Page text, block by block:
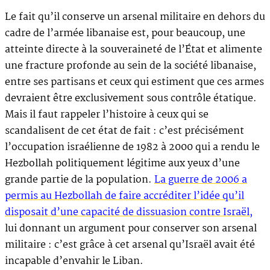
Le fait qu’il conserve un arsenal militaire en dehors du
cadre de l’armée libanaise est, pour beaucoup, une
atteinte directe à la souveraineté de l’État et alimente
une fracture profonde au sein de la société libanaise,
entre ses partisans et ceux qui estiment que ces armes
devraient être exclusivement sous contrôle étatique.
Mais il faut rappeler l’histoire à ceux qui se
scandalisent de cet état de fait : c’est précisément
l’occupation israélienne de 1982 à 2000 qui a rendu le
Hezbollah politiquement légitime aux yeux d’une
grande partie de la population. La guerre de 2006 a
permis au Hezbollah de faire accréditer l’idée qu’il
disposait d’une capacité de dissuasion contre Israël,
lui donnant un argument pour conserver son arsenal
militaire : c’est grâce à cet arsenal qu’Israël avait été
incapable d’envahir le Liban.